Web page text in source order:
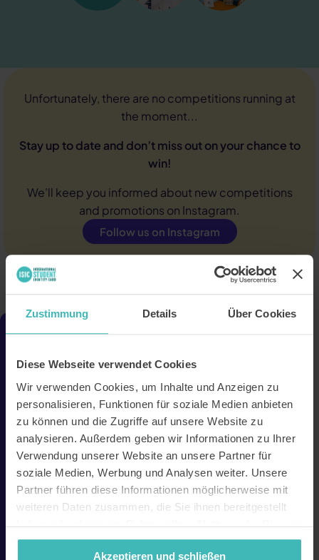
Zustimmung Details Über Cookies
Diese Webseite verwendet Cookies
Wir verwenden Cookies, um Inhalte und Anzeigen zu
personalisieren, Funktionen für soziale Medien anbieten
zu können und die Zugriffe auf unsere Website zu
analysieren. Außerdem geben wir Informationen zu Ihrer
Verwendung unserer Website an unsere Partner für
soziale Medien, Werbung und Analysen weiter. Unsere
Partner führen diese Informationen möglicherweise mit
weiteren Daten zusammen, die Sie ihnen bereitgestellt
haben oder die sie im Rahmen Ihrer Nutzung der Dienste
gesammelt haben. Unsere Datenschutzerklärung finden
Akzeptieren und schließen
Unfortunately, there are no competitions running at
the moment...
Stay up to date and don’t miss out on your chance to
win!
We’ll keep you informed about new competitions
and promotions on Instagram.
Follow us on Instagram
A review of our competitions
ISIC Christmas Giveaway 2025